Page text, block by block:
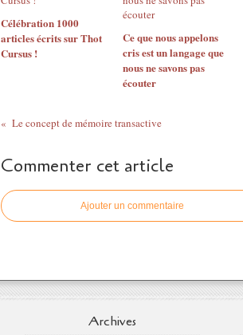
Célébration 1000
articles écrits sur Thot
Cursus !
Ce que nous appelons
cris est un langage que
nous ne savons pas
écouter
Le concept de mémoire transactive
Commenter cet article
Ajouter un commentaire
Archives